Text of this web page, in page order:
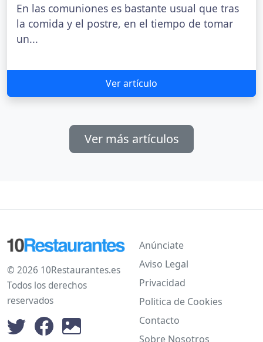
En las comuniones es bastante usual que tras
la comida y el postre, en el tiempo de tomar
un...
Ver artículo
Ver más artículos
© 2026 10Restaurantes.es
Todos los derechos
reservados
Anúnciate
Aviso Legal
Privacidad
Politica de Cookies
Contacto
Sobre Nosotros